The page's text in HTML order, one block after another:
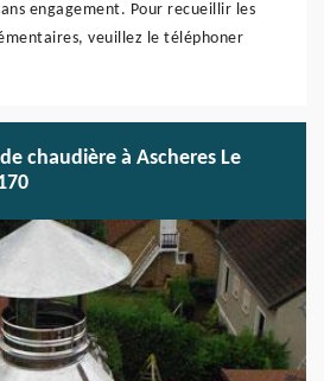
engagement. Pour recueillir les
veuillez le téléphoner
chaudière à Ascheres Le